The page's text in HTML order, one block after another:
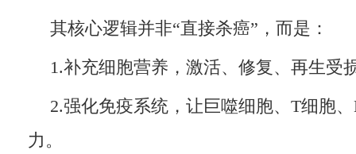
其核心逻辑并非“直接杀癌”，而是：
1.补充细胞营养，激活、修复、再生受
2.强化免疫系统，让巨噬细胞、T细胞
力。